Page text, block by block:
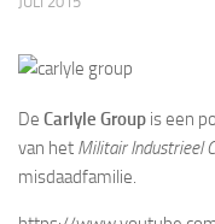
De Carlyle Group is een
van het Militair Industrieel
misdaadfamilie.